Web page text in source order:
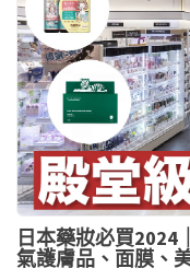
日本藥妝必買2024
氣護膚品、面膜、